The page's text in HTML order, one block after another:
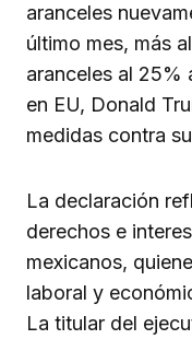
aranceles
último mes, más
aranceles al 25%
en EU, Donald
medidas contra
La declaración
derechos e
mexicanos,
laboral y
La titular del